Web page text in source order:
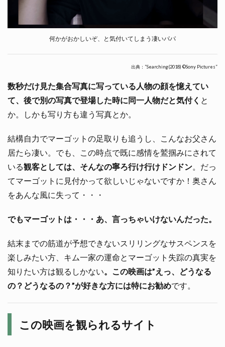
何かがおかしいぞ、と気付いてしまう凄いパパ
出典：”Searching(2018) ©Sony Pictures”
数秒だけ見た集合写真に写っている人物の顔を憶えてい
て、後で別の写真で登場した時に同一人物だと気付く と
か。しかも写り方も違う写真とか。
結構自力でマーゴットの足取りも追うし、こんなお父さん
居たら凄い。でも、この時点で既に感情を鷲掴みにされて
いる観客としては、そんなの寧ろ行け行けドンドン。だっ
てマーゴットに見付かって欲しいじゃないですか！奥さん
をあんな風に失って・・・
でもマーゴットは・・・あ、言っちゃいけないんだった。
結末までの筋道が予想できないスリリングなサスペンスを
楽しみたい方、キム一家の運命とマーゴット失踪の真実を
知りたい方は観るしかない。この映画は”えっ、どうなる
の？どうなるの？”が好きな方には特にお勧めです。
この映画を観られるサイト